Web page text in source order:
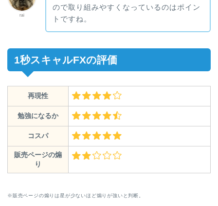
rai
ので取り組みやすくなっているのはポイン
トですね。
1秒スキャルFXの評価
再現性
勉強になるか
コスパ
販売ページの煽
り
※販売ページの煽りは星が少ないほど煽りが強いと判断。